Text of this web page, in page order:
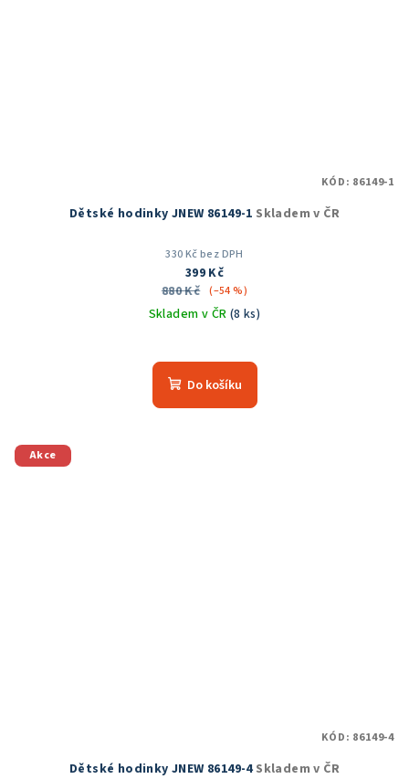
Dětské hodinky JNEW 86149-1 Skladem v ČR
330 Kč bez DPH
399 Kč
880 Kč (–54 %)
Skladem v ČR (8 ks)
Do košíku
KÓD: 86149-1
Akce
Dětské hodinky JNEW 86149-4Skladem v ČR
KÓD: 86149-4